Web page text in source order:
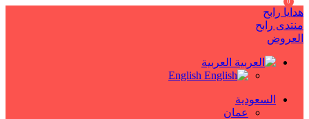
هدايا رابح
منتدى رابح
العروض
العربية
English
السعودية
عمان
0